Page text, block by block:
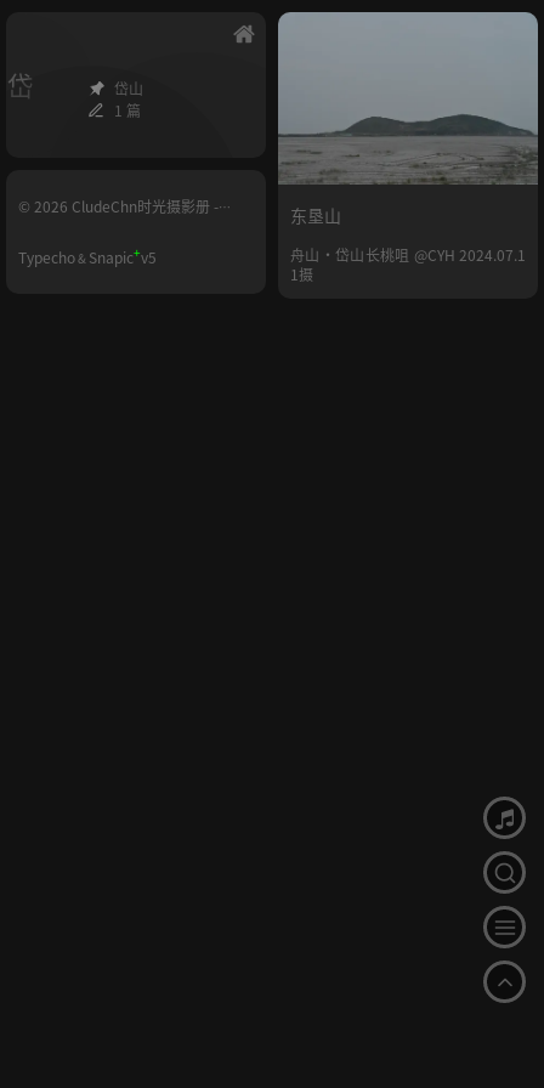
岱
岱山
1 篇
东垦山
舟山·岱山长桃咀 @CYH 2024.07.1
1摄
© 2026 CludeChn时光摄影册 -
Typecho& Snapic+v5